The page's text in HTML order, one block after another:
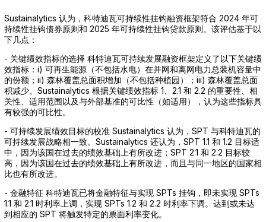
Sustainalytics 认为，科特迪瓦可持续性挂钩融资框架符合 2024 年可
持续性挂钩债券原则和 2025 年可持续性挂钩贷款原则。该评估基于以
下几点：
- 关键绩效指标的选择 科特迪瓦可持续发展融资框架定义了以下关键绩
效指标：i) 可再生能源（不包括水电）在并网和离网电力总装机容量中
的份额；ii) 森林覆盖总面积增加（不包括种植园）；iii) 森林覆盖总面
积减少。Sustainalytics 根据关键绩效指标 1、2.1 和 2.2 的重要性、相
关性、适用范围以及与外部基准的可比性（如适用），认为这些指标具
有较强的可比性。
- 可持续发展绩效目标的校准 Sustainalytics 认为，SPT 与科特迪瓦的
可持续发展战略相一致。Sustainalytics 还认为，SPT 1.1 和 1.2 目标适
中，因为该国在过去的绩效基础上有所改进；SPT 2.1 和 2.2 目标较
高，因为该国在过去的绩效基础上有所改进，而且与同一地区的国家相
比也有所改进。
- 金融特征 科特迪瓦已将金融特征与实现 SPTs 挂钩，即未实现 SPTs
1.1 和 2.1 时利率上调，实现 SPTs 1.2 和 2.2 时利率下调。达到或未达
到相应的 SPT 将触发特定的票面利率变化。